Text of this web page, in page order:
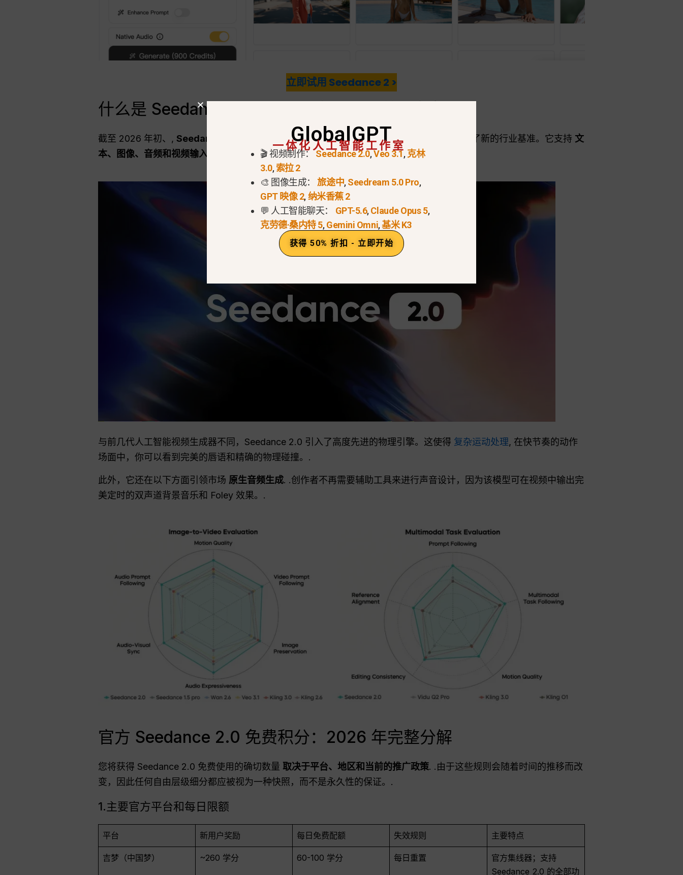
立即试用 Seedance 2 >
什么是 Seedance 2.0？2026 年人工智能视频标准
截至 2026 年初、, Seedance 2.0 ByteDance 突破性的多模态人工智能, 为视频创作设定了新的行业基准。它支持 文
本、图像、音频和视频输入 , 让创作者以更灵活的方式指导电影视频的生成和编辑。.
与前几代人工智能视频生成器不同，Seedance 2.0 引入了高度先进的物理引擎。这使得 复杂运动处理, 在快节奏的动作
场面中，你可以看到完美的唇语和精确的物理碰撞。.
此外，它还在以下方面引领市场 原生音频生成. .创作者不再需要辅助工具来进行声音设计，因为该模型可在视频中输出完
美定时的双声道背景音乐和 Foley 效果。.
官方 Seedance 2.0 免费积分：2026 年完整分解
您将获得 Seedance 2.0 免费使用的确切数量 取决于平台、地区和当前的推广政策. .由于这些规则会随着时间的推移而改
变，因此任何自由层级细分都应被视为一种快照，而不是永久性的保证。.
1.主要官方平台和每日限额
平台 新用户奖励 每日免费配额 失效规则 主要特点
吉梦（中国梦） ~260 学分 60-100 学分 每日重置
官方集线器；支持
Seedance 2.0 的全部功
GlobalGPT
一体化人工智能工作室
🎬 视频制作：Seedance 2.0,Veo 3.1,克林
3.0,索拉 2
🎨 图像生成： 旅途中,Seedream 5.0 Pro,
GPT 映像 2,纳米香蕉 2
💬 人工智能聊天： GPT-5.6,Claude Opus 5,
克劳德·桑内特 5,Gemini Omni,基米 K3
获得 50% 折扣 - 立即开始